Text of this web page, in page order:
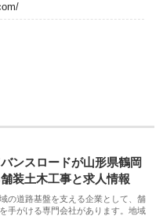
ンスロードが山形県鶴岡
装土木工事と求人情報
の道路基盤を支える企業として、舗
手がける専門会社があります。地域